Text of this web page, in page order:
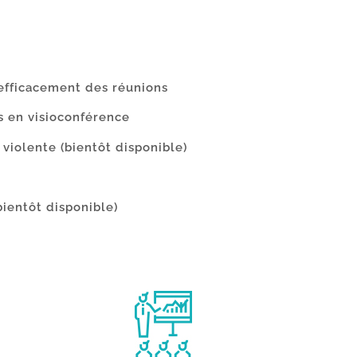
des réunions
en visioconférence
violente (bientôt disponible)
disponible)